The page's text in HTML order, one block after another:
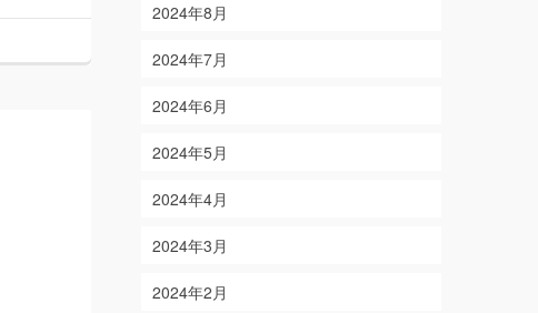
2024年8月
2024年7月
2024年6月
2024年5月
2024年4月
2024年3月
2024年2月